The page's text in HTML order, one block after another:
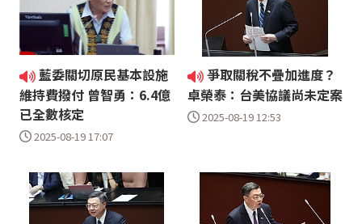
藍委關切原民基本設施
維持費撥付 曾智勇：6.4億
已全數核定
2025-08-19 17:07
爭取關稅不疊加進度？
卓榮泰：台美協議尚未定案
2025-08-19 12:53